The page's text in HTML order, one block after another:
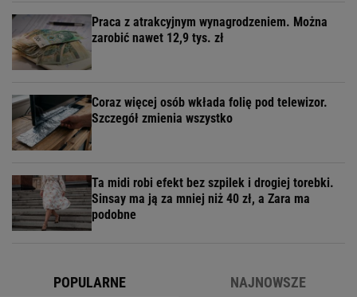
Praca z atrakcyjnym wynagrodzeniem. Można
zarobić nawet 12,9 tys. zł
Coraz więcej osób wkłada folię pod telewizor.
Szczegół zmienia wszystko
Ta midi robi efekt bez szpilek i drogiej torebki.
Sinsay ma ją za mniej niż 40 zł, a Zara ma
podobne
POPULARNE NAJNOWSZE